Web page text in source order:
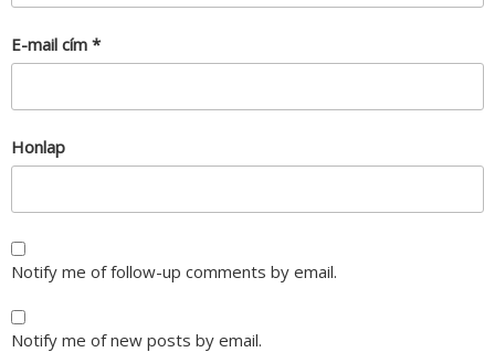
E-mail cím *
Honlap
Notify me of follow-up comments by email.
Notify me of new posts by email.